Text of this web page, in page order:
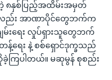
၈နှစ်ပြည့်အထိမ်းအမှတ်
ကိုလည်း အာဏာပိုင်တွေဘက်က
ျမ်းရေး လှုပ်ရှားသူတွေဘက်
ရေး နဲ့ စစ်ရှောင်ဒုက္ခသည်
ခဲ့ကြပါတယ်။ မဆုမွန် စုစည်း